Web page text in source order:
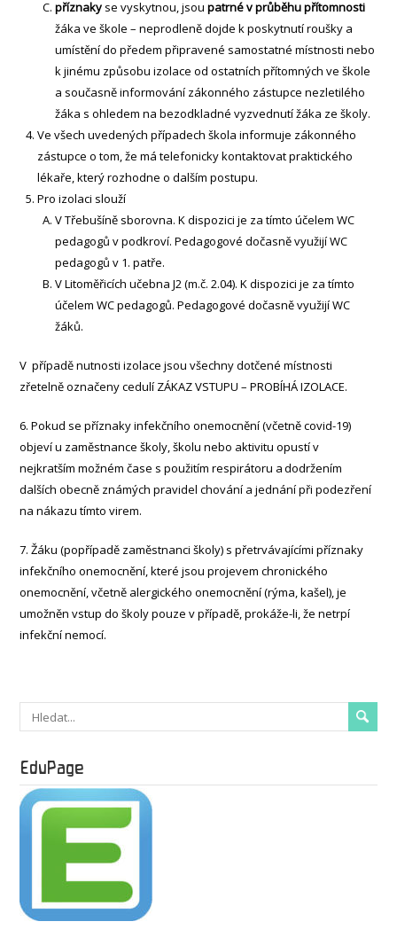
příznaky se vyskytnou, jsoupatrné v průběhu přítomnosti
žáka ve škole – neprodleně dojde k poskytnutí roušky a
umístění do předem připravené samostatné místnosti nebo
k jinému způsobu izolace od ostatních přítomných ve škole
a současně informování zákonného zástupce nezletilého
žáka s ohledem na bezodkladné vyzvednutí žáka ze školy.
Ve všech uvedených případech škola informuje zákonného
zástupce o tom, že má telefonicky kontaktovat praktického
lékaře, který rozhodne o dalším postupu.
Pro izolaci slouží
V Třebušíně sborovna. K dispozici je za tímto účelem WC
pedagogů v podkroví. Pedagogové dočasně využijí WC
pedagogů v 1. patře.
V Litoměřicích učebna J2 (m.č. 2.04). K dispozici je za tímto
účelem WC pedagogů. Pedagogové dočasně využijí WC
žáků.
V případě nutnosti izolace jsou všechny dotčené místnosti
zřetelně označeny cedulí ZÁKAZ VSTUPU – PROBÍHÁ IZOLACE.
6. Pokud se příznaky infekčního onemocnění (včetně covid-19)
objeví u zaměstnance školy, školu nebo aktivitu opustí v
nejkratším možném čase s použitím respirátoru a dodržením
dalších obecně známých pravidel chování a jednání při podezření
na nákazu tímto virem.
7. Žáku (popřípadě zaměstnanci školy) s přetrvávajícími příznaky
infekčního onemocnění, které jsou projevem chronického
onemocnění, včetně alergického onemocnění (rýma, kašel), je
umožněn vstup do školy pouze v případě, prokáže-li, že netrpí
infekční nemocí.
EduPage